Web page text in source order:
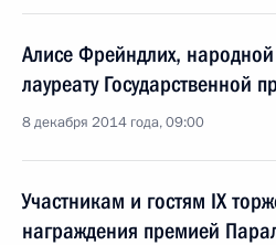
Алисе Фрейндлих,
лауреату Государственной
8 декабря 2014 года, 09:00
Участникам и гостям IX
награждения премией